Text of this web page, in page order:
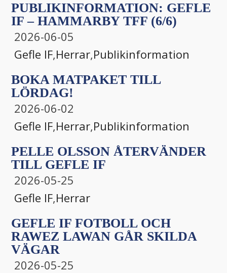
PUBLIKINFORMATION: GEFLE
IF – HAMMARBY TFF (6/6)
2026-06-05
Gefle IF,Herrar,Publikinformation
BOKA MATPAKET TILL
LÖRDAG!
2026-06-02
Gefle IF,Herrar,Publikinformation
PELLE OLSSON ÅTERVÄNDER
TILL GEFLE IF
2026-05-25
Gefle IF,Herrar
GEFLE IF FOTBOLL OCH
RAWEZ LAWAN GÅR SKILDA
VÄGAR
2026-05-25